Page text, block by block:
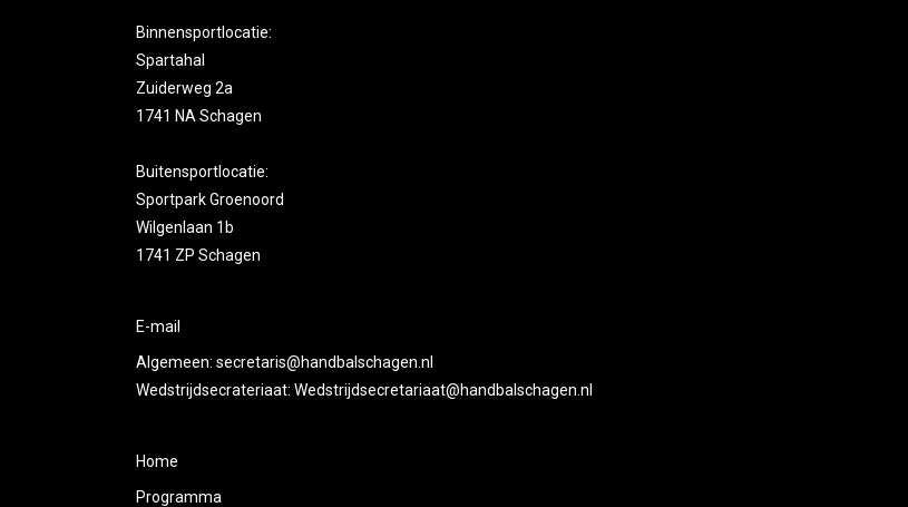
Binnensportlocatie:
Spartahal
Zuiderweg 2a
1741 NA Schagen
Buitensportlocatie:
Sportpark Groenoord
Wilgenlaan 1b
1741 ZP Schagen
E-mail
Algemeen: secretaris@handbalschagen.nl
Wedstrijdsecrateriaat: Wedstrijdsecretariaat@handbalschagen.nl
Home
Programma